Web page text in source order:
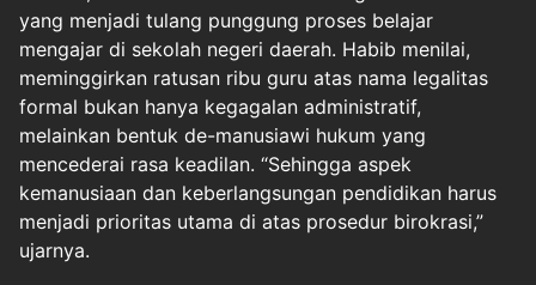
yang menjadi tulang punggung proses belajar
mengajar di sekolah negeri daerah. Habib menilai,
meminggirkan ratusan ribu guru atas nama legalitas
formal bukan hanya kegagalan administratif,
melainkan bentuk de-manusiawi hukum yang
mencederai rasa keadilan. “Sehingga aspek
kemanusiaan dan keberlangsungan pendidikan harus
menjadi prioritas utama di atas prosedur birokrasi,”
ujarnya.